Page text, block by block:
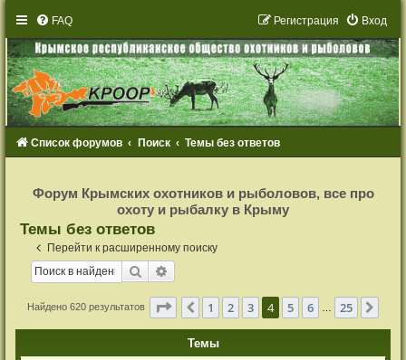
FAQ Вход
Регистрация
Список форумов Поиск Темы без ответов
с
т
Форум Крымских охотников и рыболовов, все про
охоту и рыбалку в Крыму
Темы без ответов
Перейти к расширенному поиску
Поиск
Найдено 620 результатов Страница из 25
Пред.
1 2 3 4 5 6 25
Темы